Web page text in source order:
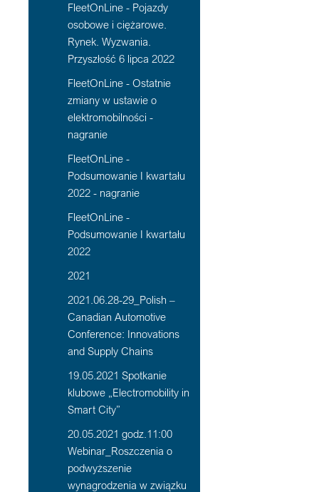
FleetOnLine - Pojazdy
osobowe i ciężarowe.
Rynek. Wyzwania.
Przyszłość 6 lipca 2022
FleetOnLine - Ostatnie
zmiany w ustawie o
elektromobilności -
nagranie
FleetOnLine -
Podsumowanie I kwartału
2022 - nagranie
FleetOnLine -
Podsumowanie I kwartału
2022
2021
2021.06.28-29_Polish –
Canadian Automotive
Conference: Innovations
and Supply Chains
19.05.2021 Spotkanie
klubowe „Electromobility in
Smart City”
20.05.2021 godz.11:00
Webinar_Roszczenia o
podwyższenie
wynagrodzenia w związku